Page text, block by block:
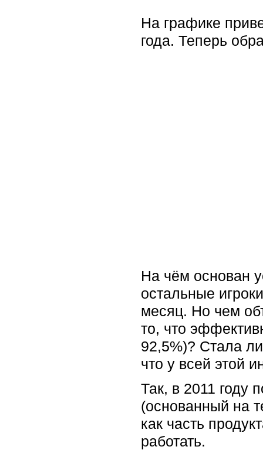
На графике
года. Теперь
На чём основан
остальные
месяц. Но чем
то, что
92,5%)? Стала
что у всей этой
Так, в 2011 году
(основанный на
как часть
работать.